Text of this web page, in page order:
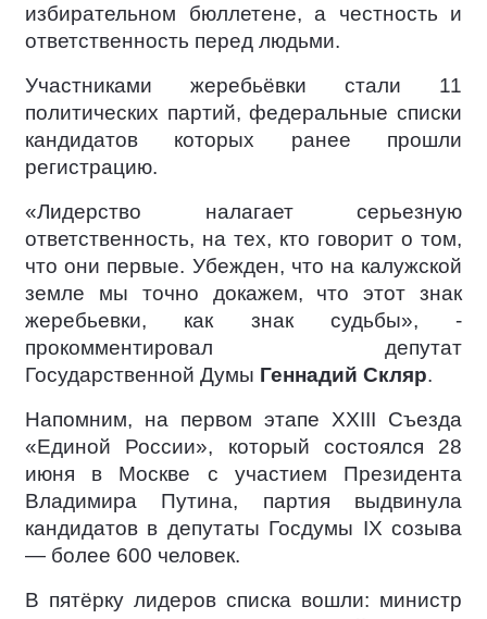
избирательном бюллетене, а честность и
ответственность перед людьми.
Участниками жеребьёвки стали 11
политических партий, федеральные списки
кандидатов которых ранее прошли
регистрацию.
«Лидерство налагает серьезную
ответственность, на тех, кто говорит о том,
что они первые. Убежден, что на калужской
земле мы точно докажем, что этот знак
жеребьевки, как знак судьбы», -
прокомментировал депутат
Государственной Думы Геннадий Скляр.
Напомним, на первом этапе XXIII Съезда
«Единой России», который состоялся 28
июня в Москве с участием Президента
Владимира Путина, партия выдвинула
кандидатов в депутаты Госдумы IX созыва
— более 600 человек.
В пятёрку лидеров списка вошли: министр